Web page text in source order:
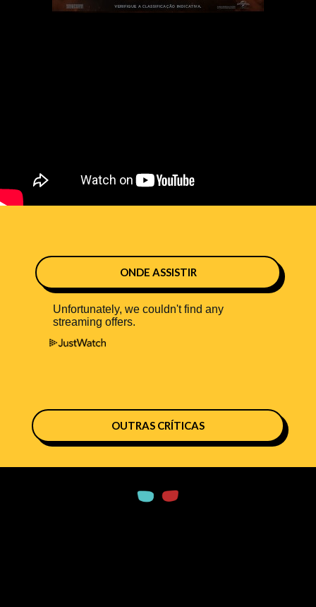
ONDE ASSISTIR
OUTRAS CRÍTICAS